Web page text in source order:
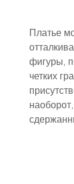
Платье
фигуры,
четких